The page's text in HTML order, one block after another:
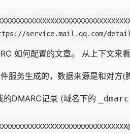
service.mail.qq.com/
如何配置的文章。 从上下文来
务生成的，数据来源是和对方(
DMARC记录 (域名下的 _dmarc